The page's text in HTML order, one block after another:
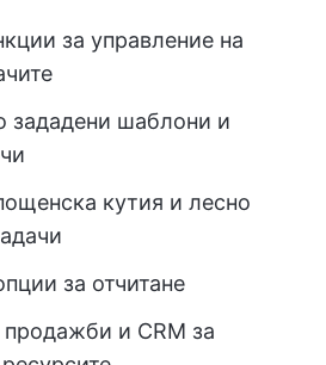
за управление на
зададени шаблони и
кутия и лесно
за отчитане
и CRM за